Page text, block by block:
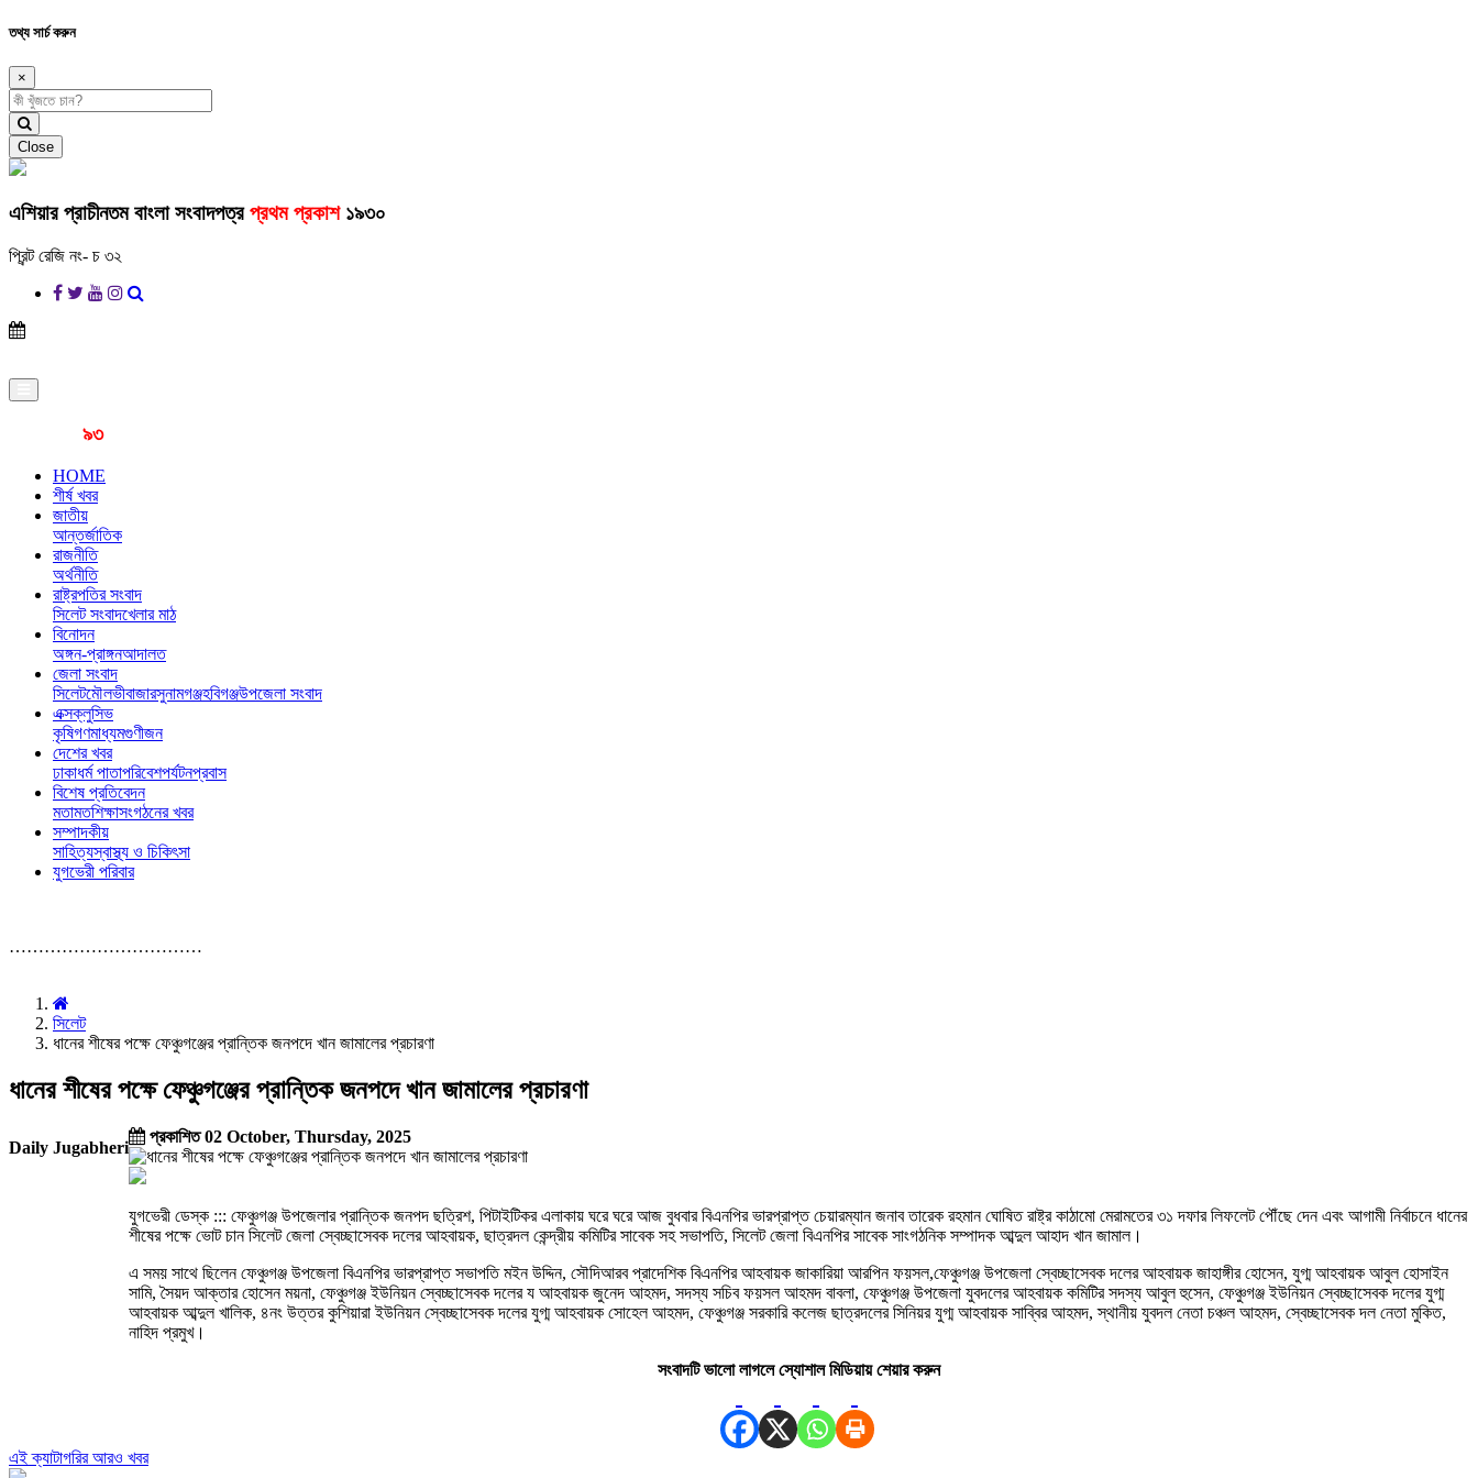
তথ্য সার্চ করুন
×
Close
এশিয়ার প্রাচীনতম বাংলা সংবাদপত্রপ্রথম প্রকাশ১৯৩০
প্রিন্ট রেজি নং- চ ৩২
৯৩বছর
HOME
শীর্ষ খবর
জাতীয়
আন্তর্জাতিক
রাজনীতি
অর্থনীতি
রাষ্ট্রপতির সংবাদ
সিলেট সংবাদখেলার মাঠ
বিনোদন
অঙ্গন-প্রাঙ্গনআদালত
জেলা সংবাদ
সিলেটমৌলভীবাজারসুনামগঞ্জহবিগঞ্জউপজেলা সংবাদ
এক্সক্লুসিভ
কৃষিগণমাধ্যমগুণীজন
দেশের খবর
ঢাকাধর্ম পাতাপরিবেশপর্যটনপ্রবাস
বিশেষ প্রতিবেদন
মতামতশিক্ষাসংগঠনের খবর
সম্পাদকীয়
সাহিত্যস্বাস্থ্য ও চিকিৎসা
যুগভেরী পরিবার
……………………………
সিলেট
ধানের শীষের পক্ষে ফেঞ্চুগঞ্জের প্রান্তিক জনপদে খান জামালের প্রচারণা
ধানের শীষের পক্ষে ফেঞ্চুগঞ্জের প্রান্তিক জনপদে খান জামালের প্রচারণা
Daily Jugabheri
প্রকাশিত 02 October, Thursday, 2025
যুগভেরী ডেস্ক ::: ফেঞ্চুগঞ্জ উপজেলার প্রান্তিক জনপদ ছত্রিশ, পিটাইটিকর এলাকায় ঘরে ঘরে আজ বুধবার বিএনপির ভারপ্রাপ্ত চেয়ারম্যান জনাব তারেক রহমান ঘোষিত রাষ্ট্র কাঠামো মেরামতের ৩১ দফার লিফলেট পৌঁছে দেন এবং আগামী নির্বাচনে ধানের
শীষের পক্ষে ভোট চান সিলেট জেলা স্বেচ্ছাসেবক দলের আহবায়ক, ছাত্রদল কেন্দ্রীয় কমিটির সাবেক সহ সভাপতি, সিলেট জেলা বিএনপির সাবেক সাংগঠনিক সম্পাদক আব্দুল আহাদ খান জামাল।
এ সময় সাথে ছিলেন ফেঞ্চুগঞ্জ উপজেলা বিএনপির ভারপ্রাপ্ত সভাপতি মইন উদ্দিন, সৌদিআরব প্রাদেশিক বিএনপির আহবায়ক জাকারিয়া আরপিন ফয়সল,ফেঞ্চুগঞ্জ উপজেলা স্বেচ্ছাসেবক দলের আহবায়ক জাহাঙ্গীর হোসেন, যুগ্ম আহবায়ক আবুল হোসাইন
সামি, সৈয়দ আক্তার হোসেন ময়না, ফেঞ্চুগঞ্জ ইউনিয়ন স্বেচ্ছাসেবক দলের য আহবায়ক জুনেদ আহমদ, সদস্য সচিব ফয়সল আহমদ বাবলা, ফেঞ্চুগঞ্জ উপজেলা যুবদলের আহবায়ক কমিটির সদস্য আবুল হুসেন, ফেঞ্চুগঞ্জ ইউনিয়ন স্বেচ্ছাসেবক দলের যুগ্ম
আহবায়ক আব্দুল খালিক, ৪নং উত্তর কুশিয়ারা ইউনিয়ন স্বেচ্ছাসেবক দলের যুগ্ম আহবায়ক সোহেল আহমদ, ফেঞ্চুগঞ্জ সরকারি কলেজ ছাত্রদলের সিনিয়র যুগ্ম আহবায়ক সাব্বির আহমদ, স্থানীয় যুবদল নেতা চঞ্চল আহমদ, স্বেচ্ছাসেবক দল নেতা মুকিত,
নাহিদ প্রমুখ।
সংবাদটি ভালো লাগলে স্যোশাল মিডিয়ায় শেয়ার করুন
এই ক্যাটাগরির আরও খবর